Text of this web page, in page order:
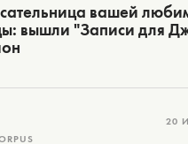
вашей
вышли "Записи для
20